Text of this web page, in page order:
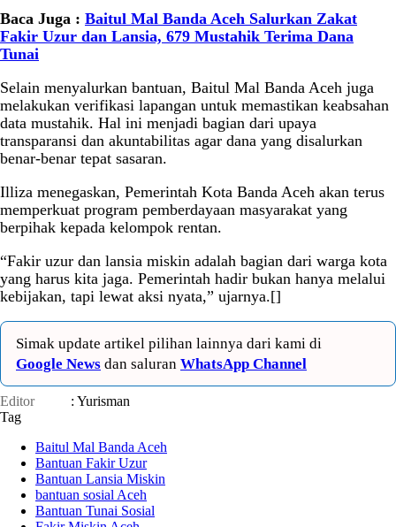
Baca Juga : Baitul Mal Banda Aceh Salurkan Zakat
Fakir Uzur dan Lansia, 679 Mustahik Terima Dana
Tunai
Selain menyalurkan bantuan, Baitul Mal Banda Aceh juga
melakukan verifikasi lapangan untuk memastikan keabsahan
data mustahik. Hal ini menjadi bagian dari upaya
transparansi dan akuntabilitas agar dana yang disalurkan
benar-benar tepat sasaran.
Illiza menegaskan, Pemerintah Kota Banda Aceh akan terus
memperkuat program pemberdayaan masyarakat yang
berpihak kepada kelompok rentan.
“Fakir uzur dan lansia miskin adalah bagian dari warga kota
yang harus kita jaga. Pemerintah hadir bukan hanya melalui
kebijakan, tapi lewat aksi nyata,” ujarnya.[]
Simak update artikel pilihan lainnya dari kami di
Google News dan saluran WhatsApp Channel
Editor
: Yurisman
Tag
Baitul Mal Banda Aceh
Bantuan Fakir Uzur
Bantuan Lansia Miskin
bantuan sosial Aceh
Bantuan Tunai Sosial